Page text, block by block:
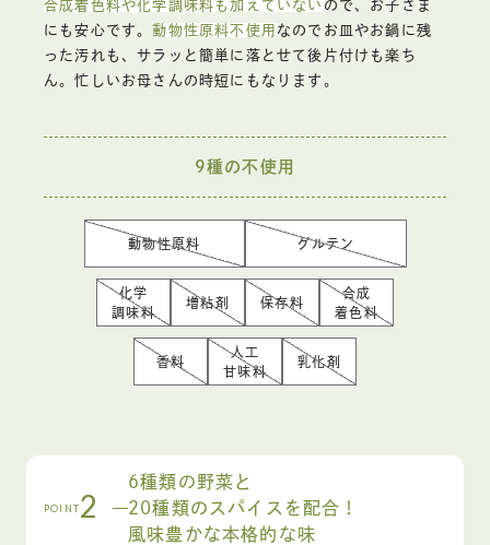
合成着色料や化学調味料も加えていない ので、お子さま
にも安心です。動物性原料不使用 なのでお皿やお鍋に残
った汚れも、サラッと簡単に落とせて後片付けも楽ち
ん。忙しいお母さんの時短にもなります。
9種の不使用
動物性原料 グルテン
化学
調味料
増粘剤 保存料
合成
着色料
香料
人工
甘味料
乳化剤
POINT2
6種類の野菜と
20種類のスパイスを配合！
風味豊かな本格的な味